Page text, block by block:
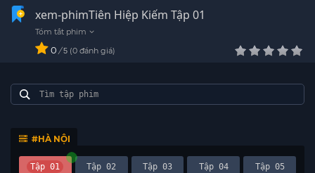
xem-phimTiên Hiệp Kiếm Tập 01
0 / 5 0 đánh giá
#HÀ NỘI
Tập 01 Tập 02 Tập 03 Tập 04 Tập 05